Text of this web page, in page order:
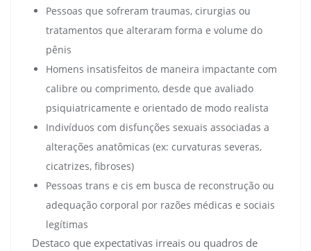
Pessoas que sofreram traumas, cirurgias ou
tratamentos que alteraram forma e volume do
pênis
Homens insatisfeitos de maneira impactante com
calibre ou comprimento, desde que avaliado
psiquiatricamente e orientado de modo realista
Indivíduos com disfunções sexuais associadas a
alterações anatômicas (ex: curvaturas severas,
cicatrizes, fibroses)
Pessoas trans e cis em busca de reconstrução ou
adequação corporal por razões médicas e sociais
legítimas
Destaco que expectativas irreais ou quadros de